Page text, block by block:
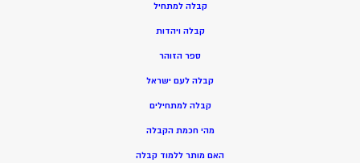
קבלה למתחיל
קבלה ויהדות
ספר הזוהר
קבלה לעם ישראל
קבלה למתחילים
מהי חכמת הקבלה
האם מותר ללמוד קבלה